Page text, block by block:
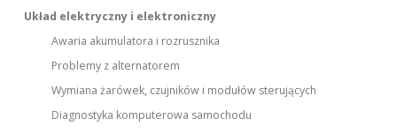
Układ elektryczny i elektroniczny
Awaria akumulatora i rozrusznika
Problemy z alternatorem
Wymiana żarówek, czujników i modułów sterujących
Diagnostyka komputerowa samochodu